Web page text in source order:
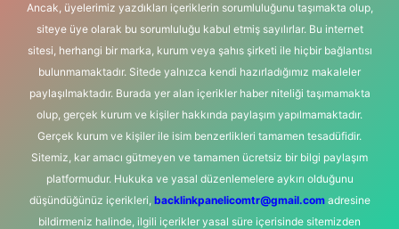
Ancak, üyelerimiz yazdıkları içeriklerin sorumluluğunu taşımakta olup,
siteye üye olarak bu sorumluluğu kabul etmiş sayılırlar. Bu internet
sitesi, herhangi bir marka, kurum veya şahıs şirketi ile hiçbir bağlantısı
bulunmamaktadır. Sitede yalnızca kendi hazırladığımız makaleler
paylaşılmaktadır. Burada yer alan içerikler haber niteliği taşımamakta
olup, gerçek kurum ve kişiler hakkında paylaşım yapılmamaktadır.
Gerçek kurum ve kişiler ile isim benzerlikleri tamamen tesadüfidir.
Sitemiz, kar amacı gütmeyen ve tamamen ücretsiz bir bilgi paylaşım
platformudur. Hukuka ve yasal düzenlemelere aykırı olduğunu
düşündüğünüz içerikleri, backlinkpanelicomtr@gmail.comadresine
bildirmeniz halinde, ilgili içerikler yasal süre içerisinde sitemizden